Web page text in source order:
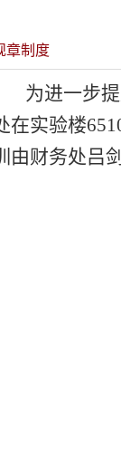
章制度
为进一步
在实验楼
由财务处吕